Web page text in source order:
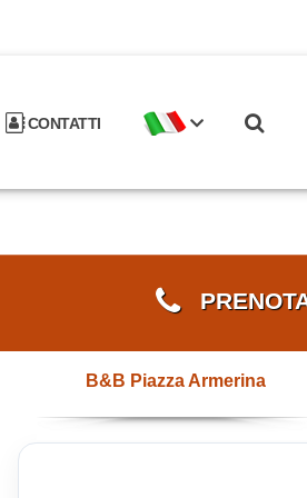
CONTATTI
B&B Piazza Armerina